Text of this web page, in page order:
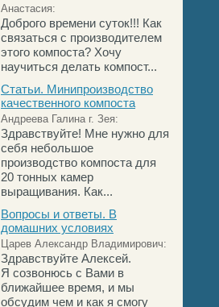
Анастасия:
Доброго времени суток!!! Как
связаться с производителем
этого компоста? Хочу
научиться делать компост...
Статьи. Минипроизводство
качественного компоста
Андреева Галина г. Зея:
Здравствуйте! Мне нужно для
себя небольшое
производство компоста для
20 тонных камер
выращивания. Как...
Вопросы и ответы. В
домашних условиях
Царев Александр Владимирович:
Здравствуйте Алексей.
Я созвонюсь с Вами в
ближайшее время, и мы
обсудим чем и как я смогу